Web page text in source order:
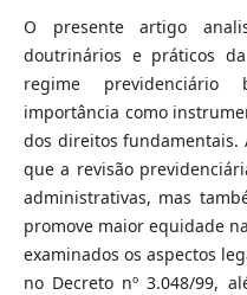
O presente artigo
doutrinários e práticos
regime previdenciário
importância como
dos direitos fundamentais.
que a revisão
administrativas, mas
promove maior equidade
examinados os aspectos
no Decreto nº 3.048/99,